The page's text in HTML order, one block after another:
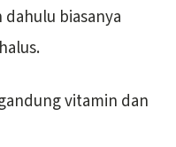
biasanya
vitamin dan